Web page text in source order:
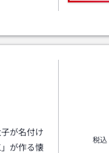
が名付け
が作る懐
税込